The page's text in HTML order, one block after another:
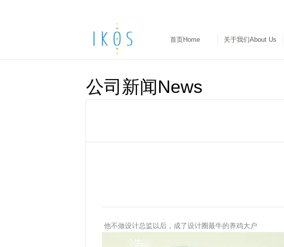
首页Home 关于我们About Us
公司新闻News
他不做设计总监以后，成了设计圈最牛的养鸡大户